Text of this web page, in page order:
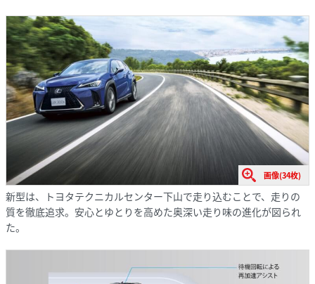
画像(34枚)
新型は、トヨタテクニカルセンター下山で走り込むことで、走りの
質を徹底追求。安心とゆとりを高めた奥深い走り味の進化が図られ
た。